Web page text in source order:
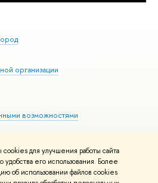
для улучшения работы сайта
его использования. Более
об использовании файлов cookies
организации
возможностями